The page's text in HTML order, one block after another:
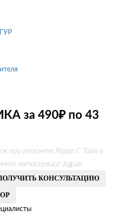
за 490₽ по 43
при ремонте Ягуар С Тайп в
автосервисе Jaguar
КОНСУЛЬТАЦИЮ